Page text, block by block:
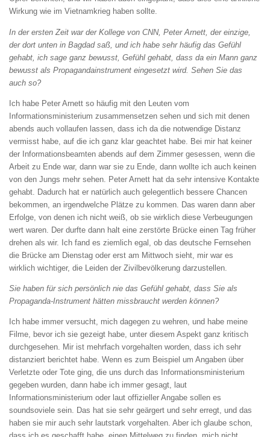
Wirkung wie im Vietnamkrieg haben sollte.
In der ersten Zeit war der Kollege von CNN, Peter Arnett, der einzige,
der dort unten in Bagdad saß, und ich habe sehr häufig das Gefühl
gehabt, ich sage ganz bewusst, Gefühl gehabt, dass da ein Mann ganz
bewusst als Propagandainstrument eingesetzt wird. Sehen Sie das
auch so?
Ich habe Peter Arnett so häufig mit den Leuten vom
Informationsministerium zusammensetzen sehen und sich mit denen
abends auch vollaufen lassen, dass ich da die notwendige Distanz
vermisst habe, auf die ich ganz klar geachtet habe. Bei mir hat keiner
der Informationsbeamten abends auf dem Zimmer gesessen, wenn die
Arbeit zu Ende war, dann war sie zu Ende, dann wollte ich auch keinen
von den Jungs mehr sehen. Peter Arnett hat da sehr intensive Kontakte
gehabt. Dadurch hat er natürlich auch gelegentlich bessere Chancen
bekommen, an irgendwelche Plätze zu kommen. Das waren dann aber
Erfolge, von denen ich nicht weiß, ob sie wirklich diese Verbeugungen
wert waren. Der durfte dann halt eine zerstörte Brücke einen Tag früher
drehen als wir. Ich fand es ziemlich egal, ob das deutsche Fernsehen
die Brücke am Dienstag oder erst am Mittwoch sieht, mir war es
wirklich wichtiger, die Leiden der Zivilbevölkerung darzustellen.
Sie haben für sich persönlich nie das Gefühl gehabt, dass Sie als
Propaganda-Instrument hätten missbraucht werden können?
Ich habe immer versucht, mich dagegen zu wehren, und habe meine
Filme, bevor ich sie gezeigt habe, unter diesem Aspekt ganz kritisch
durchgesehen. Mir ist mehrfach vorgehalten worden, dass ich sehr
distanziert berichtet habe. Wenn es zum Beispiel um Angaben über
Verletzte oder Tote ging, die uns durch das Informationsminis­terium
gegeben wurden, dann habe ich immer gesagt, laut
Informationsministerium oder laut offizieller Angabe sollen es
soundsoviele sein. Das hat sie sehr geärgert und sehr erregt, und das
haben sie mir auch sehr lautstark vorgehalten. Aber ich glaube schon,